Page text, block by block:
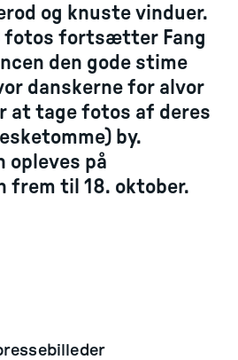
og knuste vinduer.
fotos fortsætter Fang
den gode stime
danskerne for alvor
at tage fotos af deres
by.
opleves på
frem til 18. oktober.